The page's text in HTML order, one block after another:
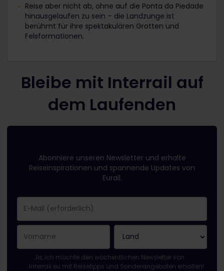
Reise aber nicht ab, ohne auf die Ponta da Piedade
hinausgelaufen zu sein – die Landzunge ist
berühmt für ihre spektakulären Grotten und
Felsformationen.
Bleibe mit Interrail auf
dem Laufenden
Abonniere unseren Newsletter und erhalte
Reiseinspirationen und spannende Updates von
Eurail.
Sie haben sich erfolgreich angemeldet.
Das Feld „E-Mail-Adresse“ ist ein Pflichtfeld!
Diese E-Mail-Adresse ist ungültig!
Beim Abonnieren des Newsletters ist ein Fehler
Du hast diesen Newsletter bereits abonniert!
Bitte stimme den Allgemeinen Geschäftsbedingungen zu,
Ja, ich möchte den wöchentlichen Newsletter von
Interrail.eu mit Reisetipps und Sonderangeboten erhalten!